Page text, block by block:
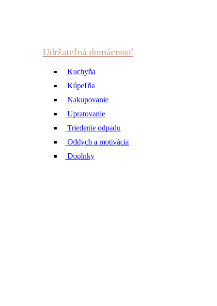
Udržateľná domácnosť
Kuchyňa
Kúpeľňa
Nakupovanie
Upratovanie
Triedenie odpadu
Oddych a motivácia
Doplnky